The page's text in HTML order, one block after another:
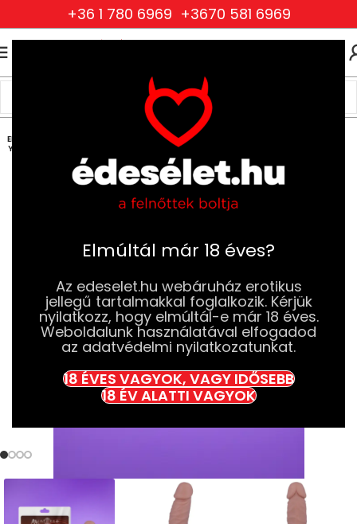
Elmúltál már 18 éves?
Az edeselet.hu webáruház erotikus
jellegű tartalmakkal foglalkozik. Kérjük
nyilatkozz, hogy elmúltál-e már 18 éves.
Weboldalunk használatával elfogadod
az adatvédelmi nyilatkozatunkat.
18 ÉVES VAGYOK, VAGY IDŐSEBB
18 ÉV ALATTI VAGYOK
+36 1 780 6969 +3670 581 6969
Szexjátékok Dildók
Realisztikus Dildók
ELFOG
YOTT